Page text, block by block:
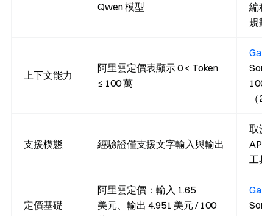
Qwen 模型
編程
規劃
上下文能力
阿里雲定價表顯示 0 < Token
≤ 100 萬
100
（
支援模態 經驗證僅支援文字輸入與輸出
取決
API
工具
定價基礎
阿里雲定價：輸入 1.65
美元、輸出 4.951 美元 / 100